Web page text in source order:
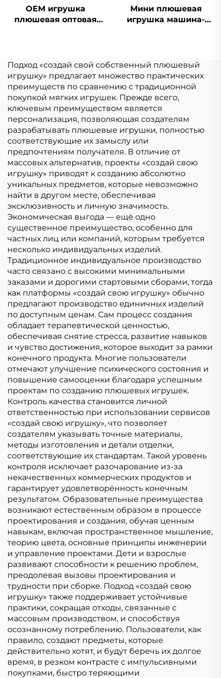
OEM игрушка
плюшевая оптовая
плюшевый брелок
Животное игрушка
мягкая Мягкие
игрушки для
животных
Мини плюшевая
игрушка машина-
кролик, кошка,
настраиваемый
плюшевый брелок
Подход «создай свой собственный плюшевый
игрушку» предлагает множество практических
преимуществ по сравнению с традиционной
покупкой мягких игрушек. Прежде всего,
ключевым преимуществом является
персонализация, позволяющая создателям
разрабатывать плюшевые игрушки, полностью
соответствующие их замыслу или
предпочтениям получателя. В отличие от
массовых альтернатив, проекты «создай свою
игрушку» приводят к созданию абсолютно
уникальных предметов, которые невозможно
найти в другом месте, обеспечивая
эксклюзивность и личную значимость.
Экономическая выгода — ещё одно
существенное преимущество, особенно для
частных лиц или компаний, которым требуется
несколько индивидуальных изделий.
Традиционное индивидуальное производство
часто связано с высокими минимальными
заказами и дорогими стартовыми сборами, тогда
как платформы «создай свою игрушку» обычно
предлагают производство единичных изделий
по доступным ценам. Сам процесс создания
обладает терапевтической ценностью,
обеспечивая снятие стресса, развитие навыков
и чувство достижения, которое выходит за рамки
конечного продукта. Многие пользователи
отмечают улучшение психического состояния и
повышение самооценки благодаря успешным
проектам по созданию плюшевых игрушек.
Контроль качества становится личной
ответственностью при использовании сервисов
«создай свою игрушку», что позволяет
создателям указывать точные материалы,
методы изготовления и детали отделки,
соответствующие их стандартам. Такой уровень
контроля исключает разочарование из-за
некачественных коммерческих продуктов и
гарантирует удовлетворённость конечным
результатом. Образовательные преимущества
возникают естественным образом в процессе
проектирования и создания, обучая ценным
навыкам, включая пространственное мышление,
теорию цвета, основные принципы инженерии
и управление проектами. Дети и взрослые
развивают способности к решению проблем,
преодолевая вызовы проектирования и
трудности при сборке. Подход «создай свою
игрушку» также поддерживает устойчивые
практики, сокращая отходы, связанные с
массовым производством, и способствуя
осознанному потреблению. Пользователи, как
правило, создают предметы, которые
действительно хотят, и будут беречь их долгое
время, в резком контрасте с импульсивными
покупками, быстро теряющими